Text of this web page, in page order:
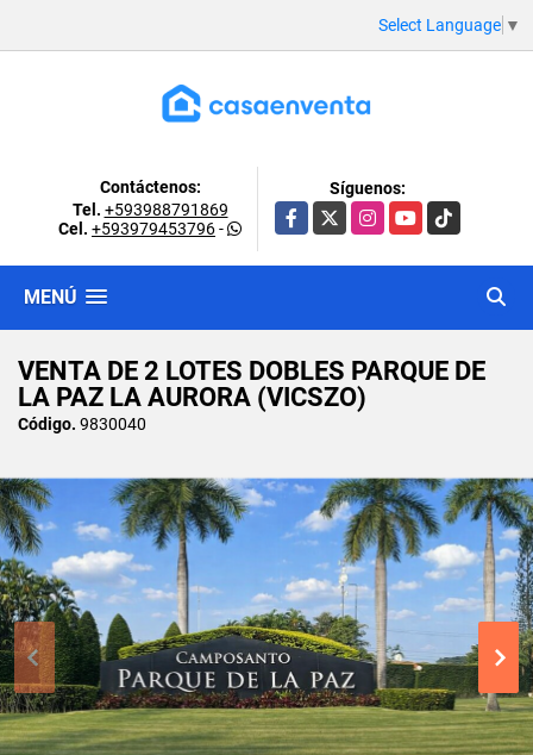
Select Language ▼
Contáctenos:
Tel. +593988791869
Cel. +593979453796-
Síguenos:
Facebook
X InstagramYouTubeTikTok
MENÚ
VENTA DE 2 LOTES DOBLES PARQUE DE
LA PAZ LA AURORA (VICSZO)
Código. 9830040